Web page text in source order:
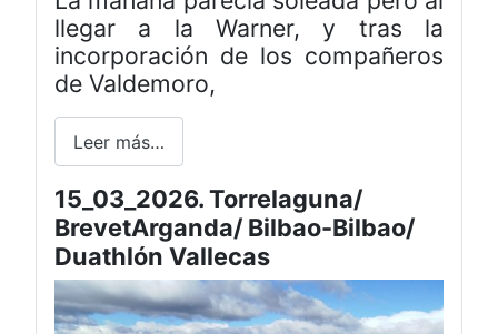
llegar a la Warner, y tras la
incorporación de los compañeros
de Valdemoro,
Leer más…
15_03_2026. Torrelaguna/
BrevetArganda/ Bilbao-Bilbao/
Duathlón Vallecas